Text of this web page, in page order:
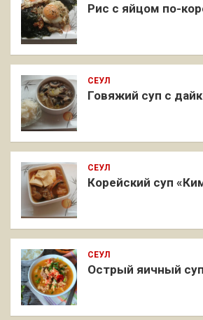
Рис с яйцом по-
СЕУЛ
Говяжий суп с
СЕУЛ
Корейский суп
СЕУЛ
Острый яичный